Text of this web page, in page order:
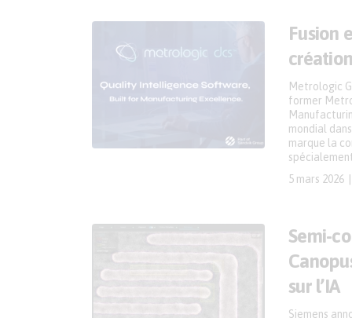
Fusion
5 mars 2026
Metrologic
former
mondial
marque la
Semi-
sur l’IA
Siemens